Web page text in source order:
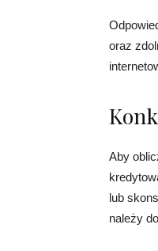
oraz
Aby
lub
należy